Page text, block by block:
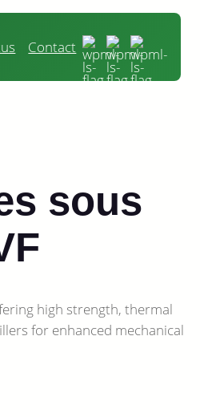
Contact
sous
high strength, thermal
for enhanced mechanical